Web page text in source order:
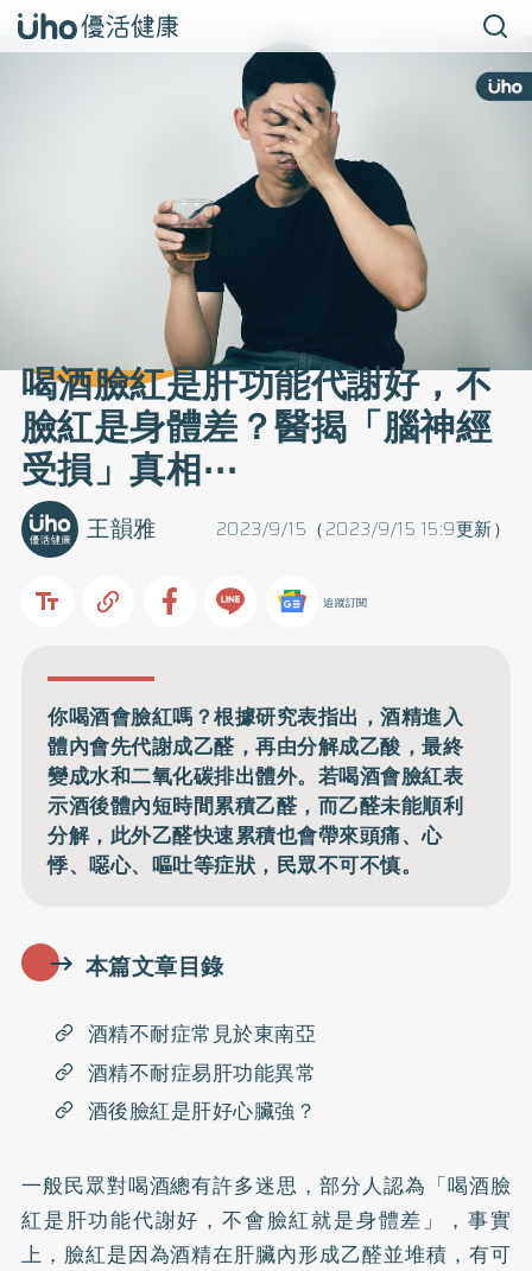
喝酒臉紅是肝功能代謝好，不
臉紅是身體差？醫揭「腦神經
受損」真相⋯
2023/9/15（2023/9/15 15:9更新）
王韻雅
追蹤訂閱
你喝酒會臉紅嗎？根據研究表指出，酒精進入
體內會先代謝成乙醛，再由分解成乙酸，最終
變成水和二氧化碳排出體外。若喝酒會臉紅表
示酒後體內短時間累積乙醛，而乙醛未能順利
分解，此外乙醛快速累積也會帶來頭痛、心
悸、噁心、嘔吐等症狀，民眾不可不慎。
本篇文章目錄
酒精不耐症常見於東南亞
酒精不耐症易肝功能異常
酒後臉紅是肝好心臟強？
一般民眾對喝酒總有許多迷思，部分人認為「喝酒臉
紅是肝功能代謝好，不會臉紅就是身體差」，事實
上，臉紅是因為酒精在肝臟內形成乙醛並堆積，有可